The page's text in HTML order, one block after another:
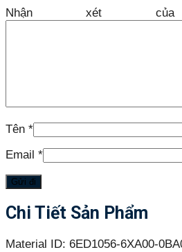
Nhận xét
Tên *
Email *
Chi Tiết Sản Phẩm
Material ID: 6ED1056-6XA00-